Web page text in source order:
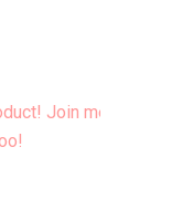
Join me